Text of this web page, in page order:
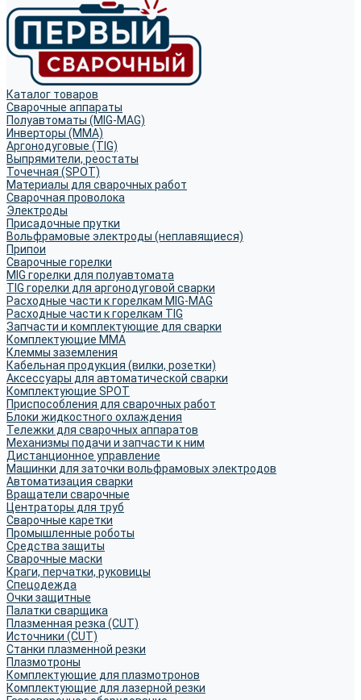
Каталог товаров
Сварочные аппараты
Полуавтоматы (MIG-MAG)
Инверторы (MMA)
Аргонодуговые (TIG)
Выпрямители, реостаты
Точечная (SPOT)
Материалы для сварочных работ
Сварочная проволока
Электроды
Присадочные прутки
Вольфрамовые электроды (неплавящиеся)
Припои
Сварочные горелки
MIG горелки для полуавтомата
TIG горелки для аргонодуговой сварки
Расходные части к горелкам MIG-MAG
Расходные части к горелкам TIG
Запчасти и комплектующие для сварки
Комплектующие ММА
Клеммы заземления
Кабельная продукция (вилки, розетки)
Аксессуары для автоматической сварки
Комплектующие SPOT
Приспособления для сварочных работ
Блоки жидкостного охлаждения
Тележки для сварочных аппаратов
Механизмы подачи и запчасти к ним
Дистанционное управление
Машинки для заточки вольфрамовых электродов
Автоматизация сварки
Вращатели сварочные
Центраторы для труб
Сварочные каретки
Промышленные роботы
Средства защиты
Сварочные маски
Краги, перчатки, руковицы
Спецодежда
Очки защитные
Палатки сварщика
Плазменная резка (CUT)
Источники (CUT)
Станки плазменной резки
Плазмотроны
Комплектующие для плазмотронов
Комплектующие для лазерной резки